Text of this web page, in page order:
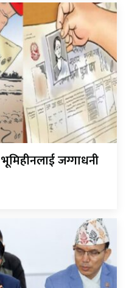
जग्गाधनी